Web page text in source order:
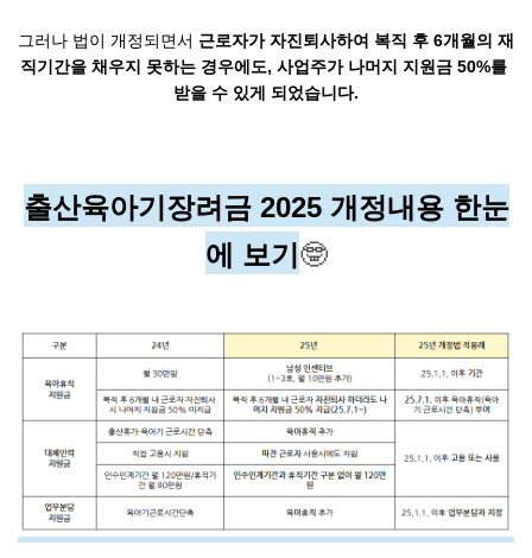
그러나 법이 개정되면서 근로자가 자진퇴사하여 복직 후 6개월의 재
직기간을 채우지 못하는 경우에도, 사업주가 나머지 지원금 50%를
받을 수 있게 되었습니다.
출산육아기장려금 2025 개정내용 한눈
에 보기 🤓